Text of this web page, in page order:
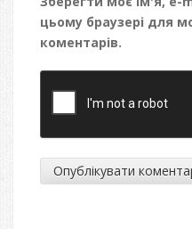
цьому браузері для
коментарів.